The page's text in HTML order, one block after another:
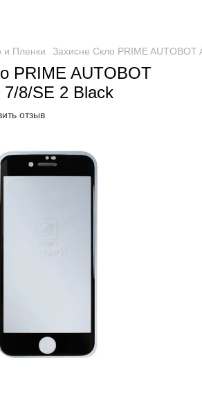
и Пленки Захисне Скло PRIME
PRIME AUTOBOT
8/SE 2 Black
отзыв